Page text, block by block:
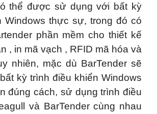
thể được sử dụng với bất kỳ
Windows thực sự, trong đó có
phần mềm cho thiết kế
, in mã vạch , RFID mã hóa và
nhiên, mặc dù BarTender sẽ
kỳ trình điều khiển Windows
đúng cách, sử dụng trình điều
và BarTender cùng nhau